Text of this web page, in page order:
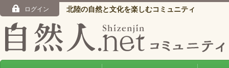
ログイン 北陸の自然と文化を楽しむコミュニティ